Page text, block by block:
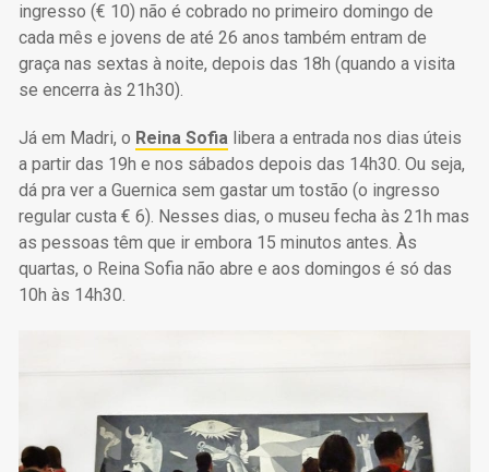
ingresso (€ 10) não é cobrado no primeiro domingo de
cada mês e jovens de até 26 anos também entram de
graça nas sextas à noite, depois das 18h (quando a visita
se encerra às 21h30).
Já em Madri, o Reina Sofialibera a entrada nos dias úteis
a partir das 19h e nos sábados depois das 14h30. Ou seja,
dá pra ver a Guernica sem gastar um tostão (o ingresso
regular custa € 6). Nesses dias, o museu fecha às 21h mas
as pessoas têm que ir embora 15 minutos antes. Às
quartas, o Reina Sofia não abre e aos domingos é só das
10h às 14h30.